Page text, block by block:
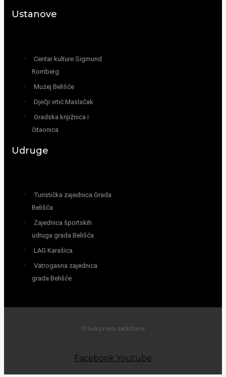
Ustanove
Centar kulture Sigmund
Romberg
Muzej Belišće
Dječji vrtić Maslačak
Gradska knjižnica i
čitaonica
Udruge
Turistička zajednica Grada
Belišća
Zajednica športskih
udruga grada Belišća
LAG Karašica
Vatrogasna zajednica
grada Belišće
© Sva prava zadržana
Facebook Youtube